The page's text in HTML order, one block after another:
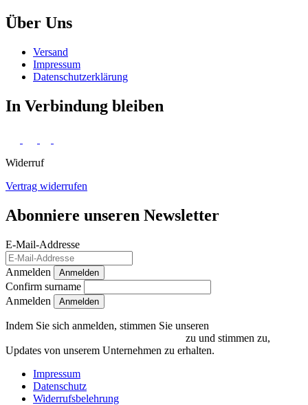
Über Uns
Versand
Impressum
Daten­schutz­erklärung
In Verbindung bleiben
Widerruf
Vertrag widerrufen
Abonniere unseren Newsletter
E-Mail-Addresse
Anmelden Anmelden
Confirm surname
Anmelden
Indem Sie sich anmelden, stimmen Sie unseren
zu und stimmen zu,
Updates von unserem Unternehmen zu erhalten.
Impressum
Datenschutz
Widerrufsbelehrung